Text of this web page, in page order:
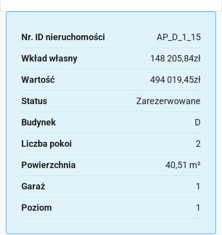
Nr. ID nieruchomości AP_D_1_15
Wkład własny 148 205,84zł
Wartość 494 019,45zł
Status Zarezerwowane
Budynek D
Liczba pokoi 2
Powierzchnia 40,51 m²
Garaż 1
Poziom 1